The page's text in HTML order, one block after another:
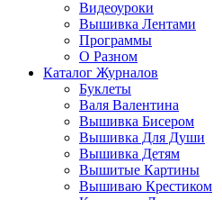
Видеоуроки
Вышивка Лентами
Программы
О Разном
Каталог Журналов
Буклеты
Валя Валентина
Вышивка Бисером
Вышивка Для Души
Вышивка Детям
Вышитые Картины
Вышиваю Крестиком